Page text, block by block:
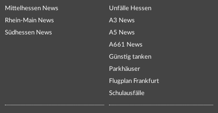
Mittelhessen News
Rhein-Main News
Südhessen News
Unfälle Hessen
A3 News
A5 News
A661 News
Günstig tanken
Parkhäuser
Flugplan Frankfurt
Schulausfälle